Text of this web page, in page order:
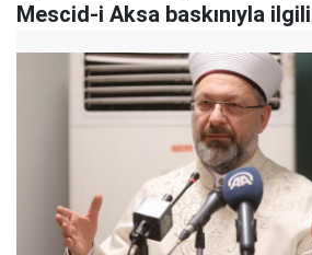
Mescid-i Aksa baskınıyla